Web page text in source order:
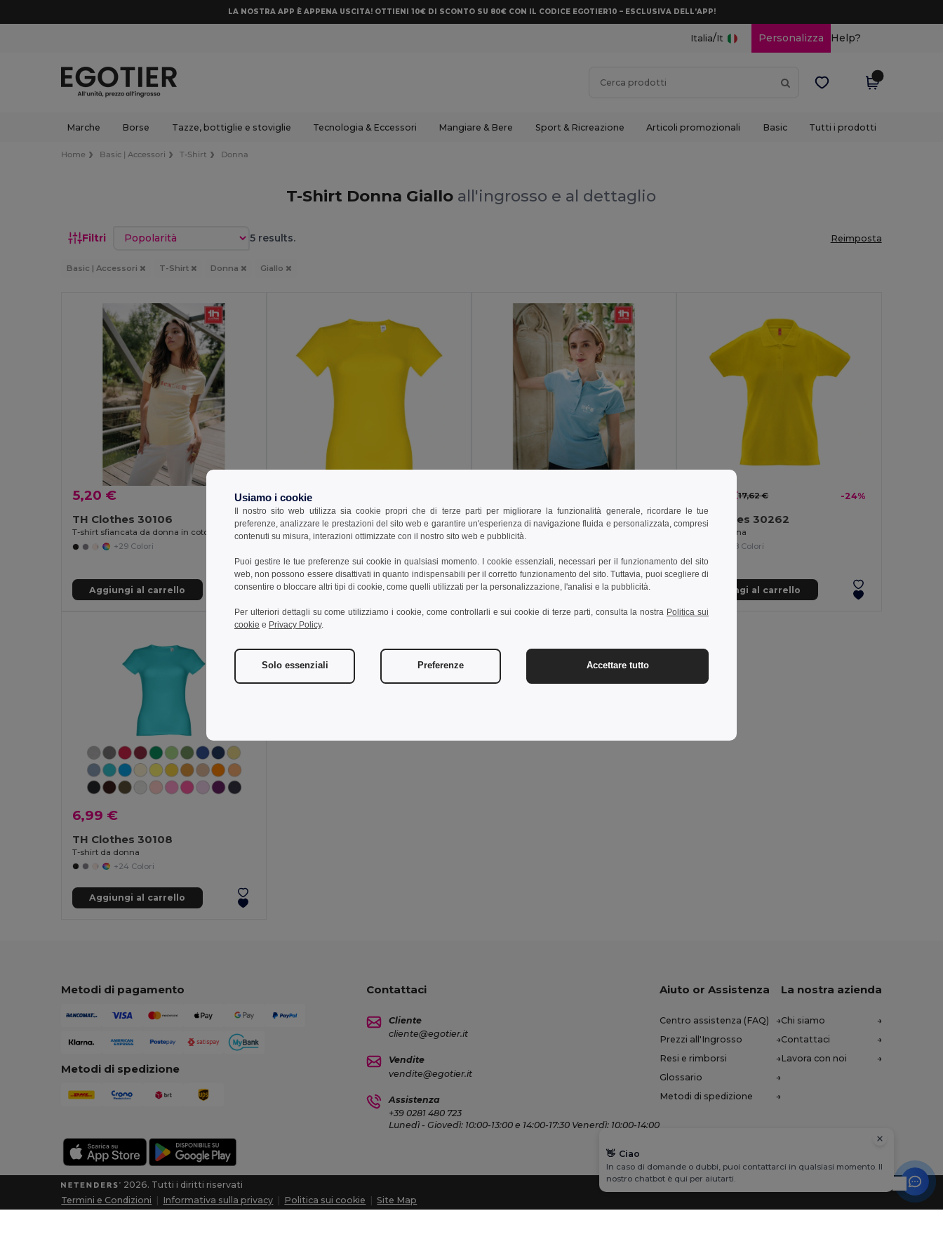
LA NOSTRA APP È APPENA USCITA! OTTIENI 10€ DI SCONTO SU 80€ CON IL CODICE EGOTIER10 – ESCLUSIVA DELL’APP!
Italia/It Personalizza Help?
Marche Borse Tazze, bottiglie e stoviglie Tecnologia & Eccessori Mangiare & Bere Sport & Ricreazione Articoli promozionali Basic Tutti i prodotti
Home Basic | Accessori T-Shirt Donna
T-Shirt Donna Giallo all'ingrosso e al dettaglio
Filtri Ordina per 5 results. Reimposta
Basic | Accessori T-Shirt Donna Giallo
5,20 €
TH Clothes 30106
T-shirt sfiancata da donna in cotone
+29 Colori
Aggiungi al carrello
6,84 €
TH Clothes 30114
+12 Colori
Aggiungi al carrello
TH Clothes 30135
Polo da donna
Aggiungi al carrello
13,30 €17,62 € -24%
TH Clothes 30262
Polo da donna
+8 Colori
Aggiungi al carrello
6,99 €
TH Clothes 30108
T-shirt da donna
+24 Colori
Aggiungi al carrello
Metodi di pagamento
Metodi di spedizione
Contattaci
Cliente
cliente@egotier.it
Vendite
vendite@egotier.it
Assistenza
+39 0281 480 723
Lunedì - Giovedì: 10:00-13:00 e 14:00-17:30 Venerdì: 10:00-14:00
Aiuto or Assistenza
Centro assistenza (FAQ)
Prezzi all'Ingrosso
Resi e rimborsi
Glossario
Metodi di spedizione
La nostra azienda
Chi siamo
Contattaci
Lavora con noi
2026. Tutti i diritti riservati
Termini e Condizioni | Informativa sulla privacy | Politica sui cookie |Site Map
Usiamo i cookie
Il nostro sito web utilizza sia cookie propri che di terze parti per migliorare la funzionalità generale, ricordare le tue
preferenze, analizzare le prestazioni del sito web e garantire un'esperienza di navigazione fluida e personalizzata, compresi
contenuti su misura, interazioni ottimizzate con il nostro sito web e pubblicità.
Puoi gestire le tue preferenze sui cookie in qualsiasi momento. I cookie essenziali, necessari per il funzionamento del sito
web, non possono essere disattivati in quanto indispensabili per il corretto funzionamento del sito. Tuttavia, puoi scegliere di
consentire o bloccare altri tipi di cookie, come quelli utilizzati per la personalizzazione, l'analisi e la pubblicità.
Per ulteriori dettagli su come utilizziamo i cookie, come controllarli e sui cookie di terze parti, consulta la nostra Politica sui
cookie e Privacy Policy.
Solo essenziali Preferenze Accettare tutto
👋 Ciao
In caso di domande o dubbi, puoi contattarci in qualsiasi momento. Il
nostro chatbot è qui per aiutarti.